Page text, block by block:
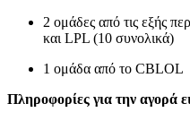
2 ομάδες από τις εξής
και LPL (10 συνολικά)
1 ομάδα από το CBLOL
Πληροφορίες για την αγορά